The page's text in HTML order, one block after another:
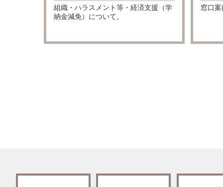
組織・ハラスメント等・経済支援（学
納金減免）について。
窓口